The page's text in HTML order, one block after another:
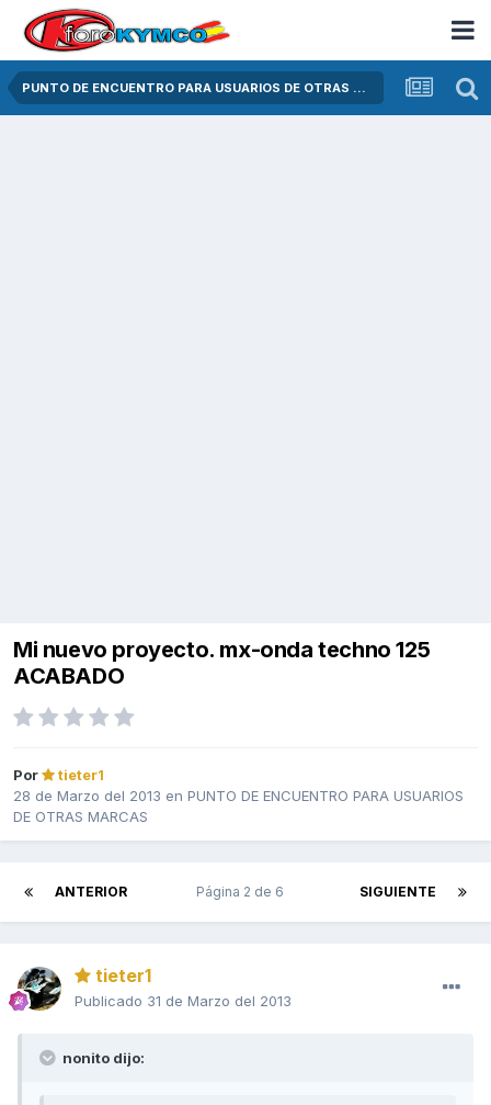
PUNTO DE ENCUENTRO PARA USUARIOS DE OTRAS MARCAS
Mi nuevo proyecto. mx-onda techno 125
ACABADO
Por
tieter1
28 de Marzo del 2013 en PUNTO DE ENCUENTRO PARA USUARIOS
DE OTRAS MARCAS
ANTERIOR SIGUIENTE
Página 2 de 6
tieter1
Publicado 31 de Marzo del 2013
nonito dijo: